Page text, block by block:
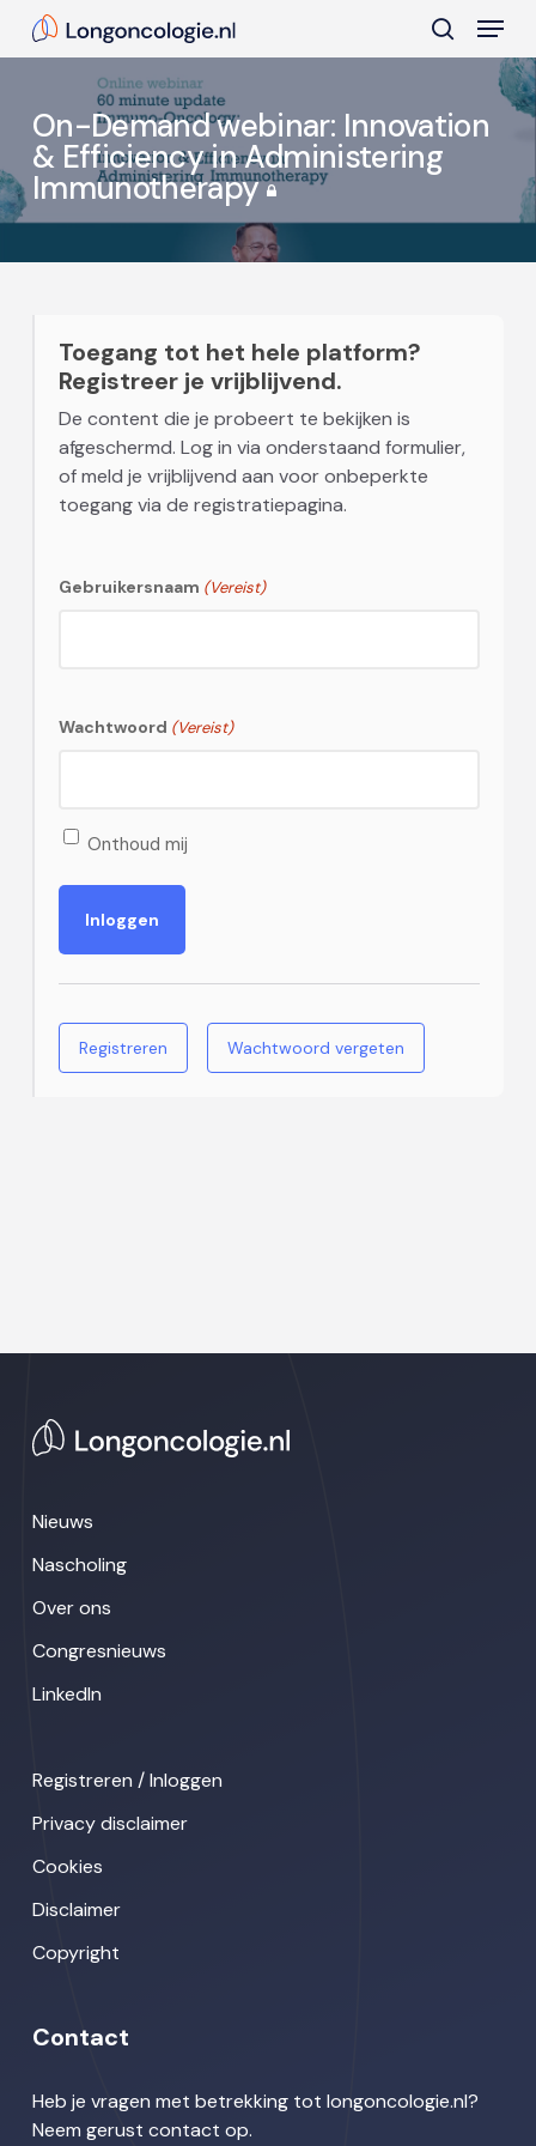
search
Menu
On-Demand webinar: Innovation
& Efficiency in Administering
Immunotherapy
Toegang tot het hele platform?
Registreer je vrijblijvend.
De content die je probeert te bekijken is
afgeschermd. Log in via onderstaand formulier,
of meld je vrijblijvend aan voor onbeperkte
toegang via de registratiepagina.
Gebruikersnaam (Vereist)
Wachtwoord (Vereist)
Onthoud mij
Registreren Wachtwoord vergeten
Nieuws
Nascholing
Over ons
Congresnieuws
LinkedIn
Registreren / Inloggen
Privacy disclaimer
Cookies
Disclaimer
Copyright
Contact
Heb je vragen met betrekking tot longoncologie.nl?
Neem gerust contact op.
Close
Menu